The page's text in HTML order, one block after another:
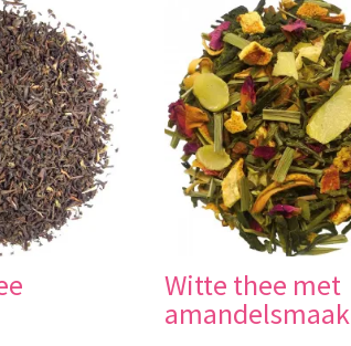
Witte thee met
amandelsmaak